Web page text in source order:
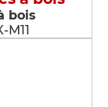
bois